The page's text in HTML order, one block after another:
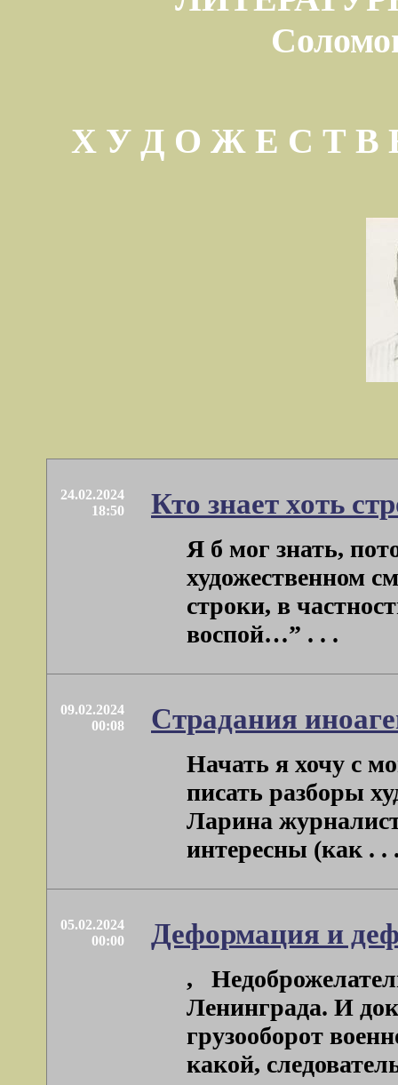
Х У Д О Ж Е С Т
24.02.2024
18:50
Кто знает хоть
Я б мог знать,
художественном
строки, в
воспой…” . . .
09.02.2024
00:08
Страдания
Начать я хочу с
писать разборы
Ларина
интересны (как . .
05.02.2024
00:00
Деформация и
,
Ленинграда. И
грузооборот
какой,